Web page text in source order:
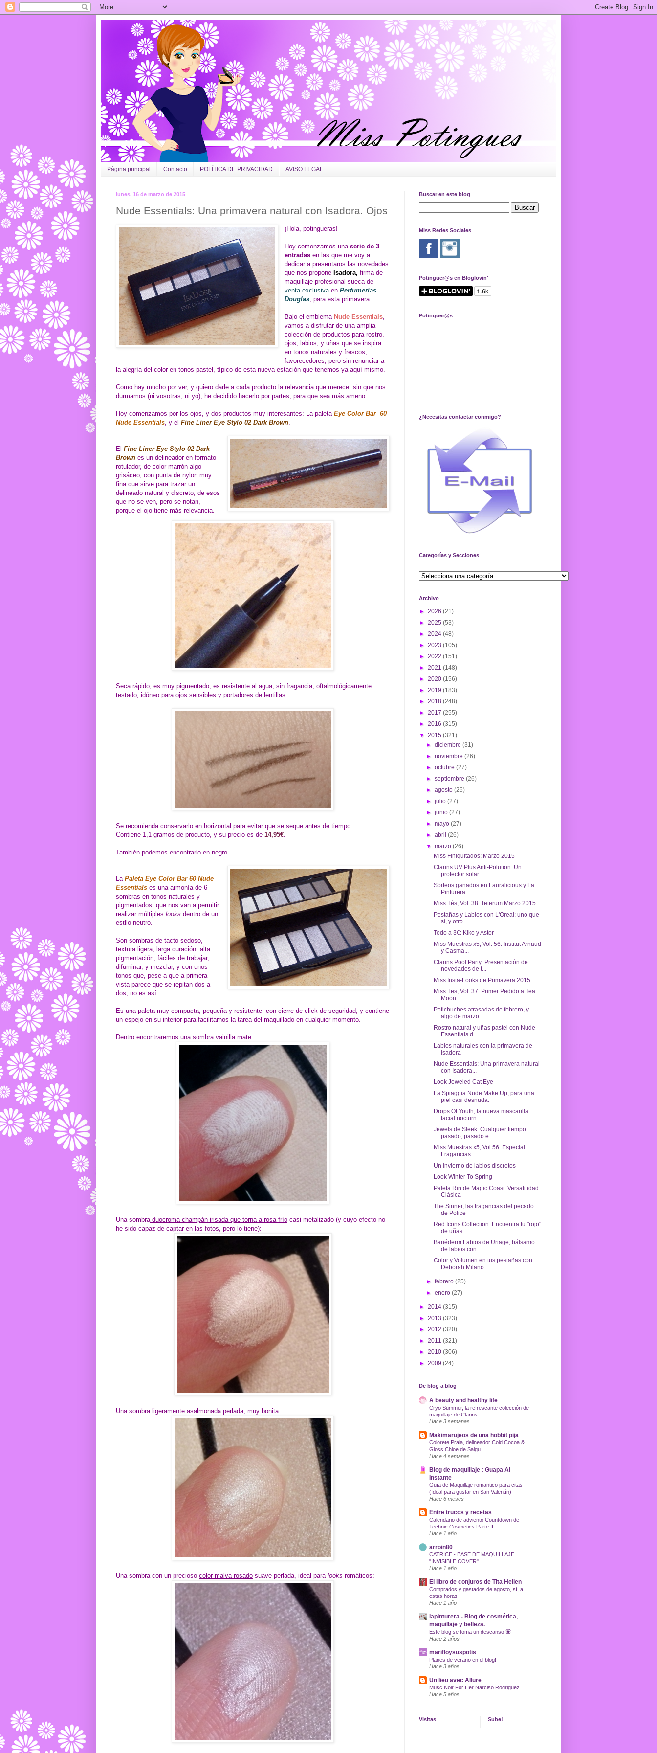
Página principal Contacto POLÍTICA DE PRIVACIDAD AVISO LEGAL
lunes, 16 de marzo de 2015
Nude Essentials: Una primavera natural con Isadora. Ojos
¡Hola, potingueras!
Hoy comenzamos unaserie de 3
entradas en las que me voy a
dedicar a presentaros las novedades
que nos propone Isadora, firma de
maquillaje profesional sueca de
venta exclusivaenPerfumerías
Douglas, para esta primavera.
Bajo el emblema Nude Essentials,
vamos a disfrutar de una amplia
colección de productos para rostro,
ojos, labios, y uñas que se inspira
en tonos naturales y frescos,
favorecedores, pero sin renunciar a
la alegría del color en tonos pastel, típico de esta nueva estación que tenemos ya aquí mismo.
Como hay mucho por ver, y quiero darle a cada producto la relevancia que merece, sin que nos
durmamos (ni vosotras, ni yo), he decidido hacerlo por partes, para que sea más ameno.
Hoy comenzamos por los ojos, y dos productos muy interesantes: La paleta Eye Color Bar 60
Nude Essentials, y el Fine Liner Eye Stylo 02 Dark Brown.
El Fine Liner Eye Stylo 02 Dark
Brown es un delineador en formato
rotulador, de color marrón algo
grisáceo, con punta de nylon muy
fina que sirve para trazar un
delineado natural y discreto, de esos
que no se ven, pero se notan,
porque el ojo tiene más relevancia.
Seca rápido, es muy pigmentado, es resistente al agua, sin fragancia, oftalmológicamente
testado, idóneo para ojos sensibles y portadores de lentillas.
Se recomienda conservarlo en horizontal para evitar que se seque antes de tiempo.
Contiene 1,1 gramos de producto, y su precio es de 14,95€
También podemos encontrarlo en negro.
La Paleta Eye Color Bar 60 Nude
Essentials es una armonía de 6
sombras en tonos naturales y
pigmentados, que nos van a permitir
realizar múltiples looks dentro de un
estilo neutro.
Son sombras de tacto sedoso,
textura ligera, larga duración, alta
pigmentación, fáciles de trabajar,
difuminar, y mezclar, y con unos
tonos que, pese a que a primera
vista parece que se repitan dos a
dos, no es así.
Es una paleta muy compacta, pequeña y resistente, con cierre de click de seguridad, y contiene
un espejo en su interior para facilitarnos la tarea del maquillado en cualquier momento.
Dentro encontraremos una sombra vainilla mate:
Una sombra duocroma champán irisada que torna a rosa frío casi metalizado (y cuyo efecto no
he sido capaz de captar en las fotos, pero lo tiene):
Una sombra ligeramente asalmonada perlada, muy bonita:
Una sombra con un precioso color malva rosado suave perlada, ideal para looks romáticos:
Buscar en este blog
Miss Redes Sociales
Potinguer@s en Bloglovin'
Potinguer@s
¿Necesitas contactar conmigo?
Categorías y Secciones
Archivo
► 2026 (21)
► 2025 (53)
► 2024 (48)
► 2023 (105)
► 2022 (151)
► 2021 (148)
► 2020 (156)
► 2019 (183)
► 2018 (248)
► 2017 (255)
► 2016 (315)
▼ 2015 (321)
►diciembre(31)
►noviembre(26)
►octubre(27)
►septiembre(26)
►agosto(26)
►julio(27)
►junio(27)
►mayo(27)
►abril(26)
▼marzo(26)
Miss Finiquitados: Marzo 2015
Clarins UV Plus Anti-Polution: Un
protector solar ...
Sorteos ganados en Lauralicious y La
Pinturera
Miss Tés, Vol. 38: Teterum Marzo 2015
Pestañas y Labios con L'Oreal: uno que
sí, y otro ...
Todo a 3€: Kiko y Astor
Miss Muestras x5, Vol. 56: Institut Arnaud
y Casma...
Clarins Pool Party: Presentación de
novedades de t...
Miss Insta-Looks de Primavera 2015
Miss Tés, Vol. 37: Primer Pedido a Tea
Moon
Potichuches atrasadas de febrero, y
algo de marzo:...
Rostro natural y uñas pastel con Nude
Essentials d...
Labios naturales con la primavera de
Isadora
Nude Essentials: Una primavera natural
con Isadora...
Look Jeweled Cat Eye
La Spiaggia Nude Make Up, para una
piel casi desnuda.
Drops Of Youth, la nueva mascarilla
facial nocturn...
Jewels de Sleek: Cualquier tiempo
pasado, pasado e...
Miss Muestras x5, Vol 56: Especial
Fragancias
Un invierno de labios discretos
Look Winter To Spring
Paleta Rin de Magic Coast: Versatilidad
Clásica
The Sinner, las fragancias del pecado
de Police
Red Icons Collection: Encuentra tu "rojo"
de uñas ...
Bariéderm Labios de Uriage, bálsamo
de labios con ...
Color y Volumen en tus pestañas con
Deborah Milano
►febrero(25)
►enero(27)
► 2014 (315)
► 2013 (323)
► 2012 (320)
► 2011 (321)
► 2010 (306)
► 2009 (24)
De blog a blog
A beauty and healthy life
Cryo Summer, la refrescante colección de
maquillaje de Clarins
Hace 3 semanas
Makimarujeos de una hobbit pija
Colorete Praia, delineador Cold Cocoa &
Gloss Chloe de Saigu
Hace 4 semanas
Blog de maquillaje : Guapa Al
Instante
Guía de Maquillaje romántico para citas
(Ideal para gustar en San Valentín)
Hace 6 meses
Entre trucos y recetas
Calendario de adviento Countdown de
Technic Cosmetics Parte II
Hace 1 año
arroin80
CATRICE - BASE DE MAQUILLAJE
"INVISIBLE COVER"
Hace 1 año
El libro de conjuros de Tita Hellen
Comprados y gastados de agosto, sí, a
estas horas
Hace 1 año
lapinturera - Blog de cosmética,
maquillaje y belleza.
Este blog se toma un descanso 💟
Hace 2 años
marifloysuspotis
Planes de verano en el blog!
Hace 3 años
Un lieu avec Allure
Musc Noir For Her Narciso Rodriguez
Hace 5 años
Visitas Sube!